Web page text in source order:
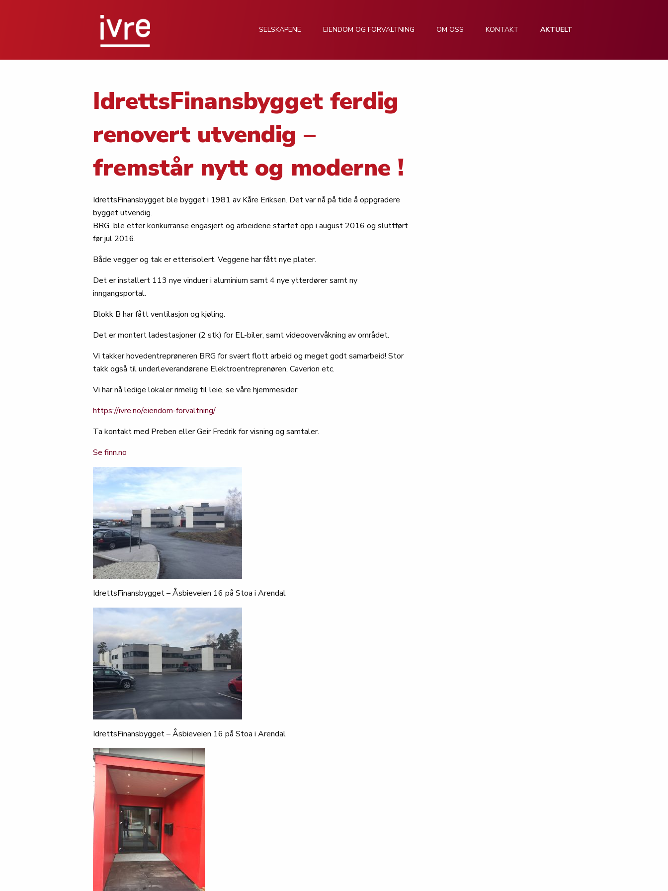
SELSKAPENE EIENDOM OG FORVALTNING OM OSS KONTAKT AKTUELT
IdrettsFinansbygget ferdig
renovert utvendig –
fremstår nytt og moderne !
IdrettsFinansbygget ble bygget i 1981 av Kåre Eriksen. Det var nå på tide å oppgradere
bygget utvendig.
BRG ble etter konkurranse engasjert og arbeidene startet opp i august 2016 og sluttført
før jul 2016.
Både vegger og tak er etterisolert. Veggene har fått nye plater.
Det er installert 113 nye vinduer i aluminium samt 4 nye ytterdører samt ny
inngangsportal.
Blokk B har fått ventilasjon og kjøling.
Det er montert ladestasjoner (2 stk) for EL-biler, samt videoovervåkning av området.
Vi takker hovedentreprøneren BRG for svært flott arbeid og meget godt samarbeid! Stor
takk også til underleverandørene Elektroentreprenøren, Caverion etc.
Vi har nå ledige lokaler rimelig til leie, se våre hjemmesider:
https://ivre.no/eiendom-forvaltning/
Ta kontakt med Preben eller Geir Fredrik for visning og samtaler.
Se finn.no
IdrettsFinansbygget – Åsbieveien 16 på Stoa i Arendal
IdrettsFinansbygget – Åsbieveien 16 på Stoa i Arendal